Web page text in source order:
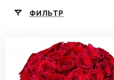
ФИЛЬТР